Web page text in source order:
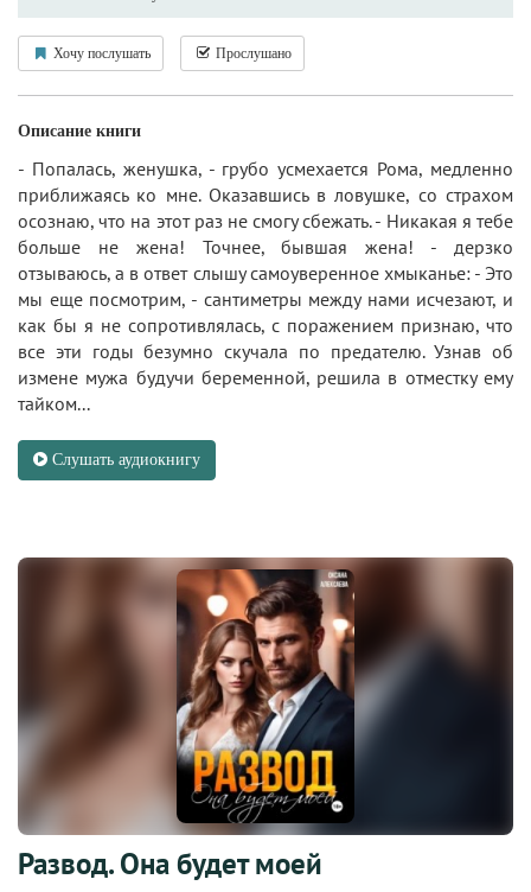
Хочу послушать Прослушано
Описание книги
- Попалась, женушка, - грубо усмехается Рома, медленно
приближаясь ко мне. Оказавшись в ловушке, со страхом
осознаю, что на этот раз не смогу сбежать. - Никакая я тебе
больше не жена! Точнее, бывшая жена! - дерзко
отзываюсь, а в ответ слышу самоуверенное хмыканье: - Это
мы еще посмотрим, - сантиметры между нами исчезают, и
как бы я не сопротивлялась, с поражением признаю, что
все эти годы безумно скучала по предателю. Узнав об
измене мужа будучи беременной, решила в отместку ему
тайком...
Слушать аудиокнигу
Развод. Она будет моей